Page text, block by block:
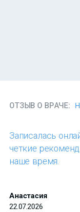
ОТЗЫВ О ВРАЧЕ:
Записалась
четкие
наше время.
Анастасия
22.07.2026